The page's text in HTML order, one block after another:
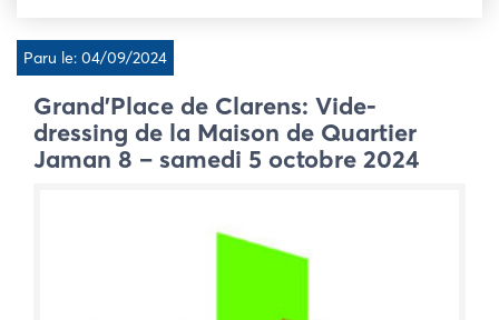
Paru le: 04/09/2024
Grand’Place de Clarens: Vide-
dressing de la Maison de Quartier
Jaman 8 – samedi 5 octobre 2024